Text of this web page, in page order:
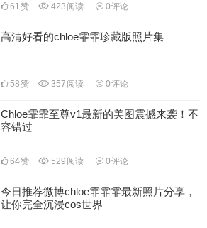
61 赞 423 阅读 0评论
高清好看的chloe霏霏珍藏版照片集
58赞 357 阅读 0评论
Chloe霏霏至尊v1最新的美图震撼来袭！不
容错过
64赞 529 阅读 0评论
今日推荐微博chloe霏霏霏最新照片分享，
让你完全沉浸cos世界